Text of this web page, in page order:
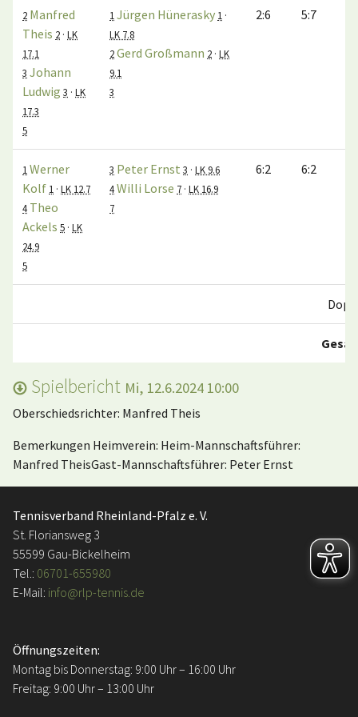
2 Manfred
Theis 2 · LK
17.1
3 Johann
Ludwig 3 · LK
17.3
5
1 Jürgen Hünerasky 1 ·
LK 7.8
2Gerd Großmann 2 · LK
9.1
3
2:6 5:7
1 Werner
Kolf 1 · LK 12.7
4 Theo
Ackels 5 · LK
24.9
5
3 Peter Ernst 3 · LK 9.6
4Willi Lorse 7 · LK 16.9
7
6:2 6:2
Spielbericht Mi, 12.6.2024 10:00
Oberschiedsrichter: Manfred Theis
Bemerkungen Heimverein: Heim-Mannschaftsführer:
Manfred TheisGast-Mannschaftsführer: Peter Ernst
Tennisverband Rheinland-Pfalz e. V.
St. Floriansweg 3
55599 Gau-Bickelheim
Tel.: 06701-655980
E-Mail: info@rlp-tennis.de
Öffnungszeiten:
Montag bis Donnerstag: 9:00 Uhr – 16:00 Uhr
Freitag: 9:00 Uhr – 13:00 Uhr